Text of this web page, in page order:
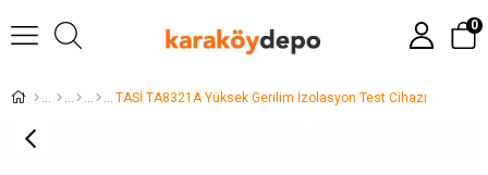
0
TASİ TA8321A Yüksek Gerilim İzolasyon Test Cihazı